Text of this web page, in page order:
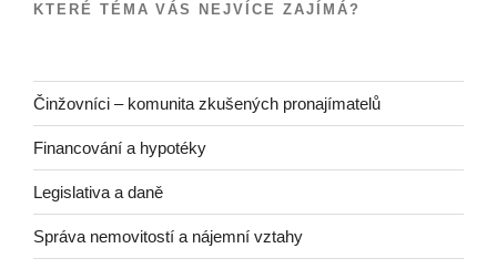
KTERÉ TÉMA VÁS NEJVÍCE ZAJÍMÁ?
Činžovníci – komunita zkušených pronajímatelů
Financování a hypotéky
Legislativa a daně
Správa nemovitostí a nájemní vztahy